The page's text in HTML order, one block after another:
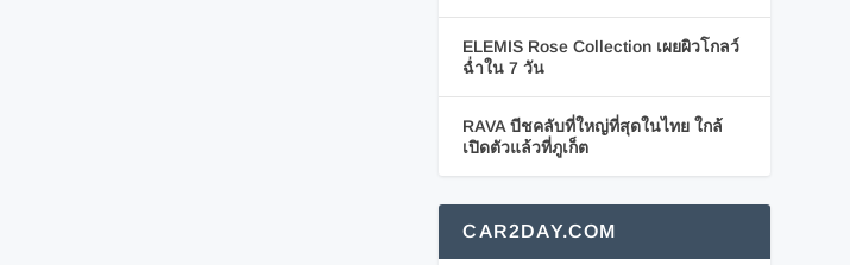
ELEMIS Rose Collection เผยผิวโกลว์
ฉ่ำใน 7 วัน
RAVA บีชคลับที่ใหญ่ที่สุดในไทย ใกล้
เปิดตัวแล้วที่ภูเก็ต
CAR2DAY.COM